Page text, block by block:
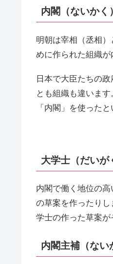
内閣（ないかく）
明朝は宰相（丞相
めに作られた組織が
日本で大臣たちの
とも組織も違いま
「内閣」を使ったと
大学士（だいが
内閣で働く地位の
の草案を作ったり
学士の作った草案が
内閣主補（ない